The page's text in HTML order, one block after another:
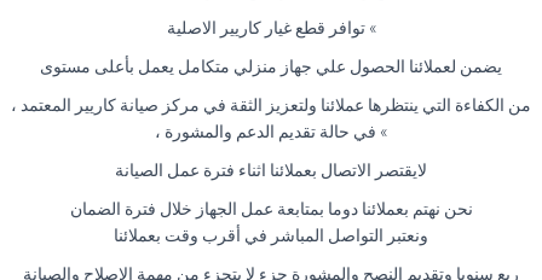
» توافر قطع غيار كاريير الاصلية
يضمن لعملائنا الحصول علي جهاز منزلي متكامل يعمل بأعلى مستوى
من الكفاءة التي ينتظرها عملائنا ولتعزيز الثقة في مركز صيانة كاريير المعتمد ،
» في حالة تقديم الدعم والمشورة ،
لايقتصر الاتصال بعملائنا اثناء فترة عمل الصيانة
نحن نهتم بعملائنا دوما بمتابعة عمل الجهاز خلال فترة الضمان
ونعتبر التواصل المباشر في أقرب وقت بعملائنا
ربع سنويا وتقديم النصح والمشورة جزء لا يتجزء من مهمة الاصلاح والصيانة